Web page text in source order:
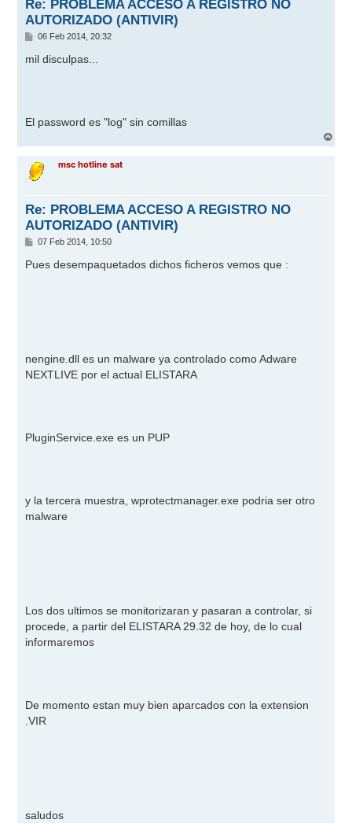
Re: PROBLEMA ACCESO A REGISTRO NO
AUTORIZADO (ANTIVIR)
M
n
s
06 Feb 2014, 20:32
mil disculpas...
El password es "log" sin comillas
r
msc hotline sat
Re: PROBLEMA ACCESO A REGISTRO NO
AUTORIZADO (ANTIVIR)
M
n
07 Feb 2014, 10:50
Pues desempaquetados dichos ficheros vemos que :
nengine.dll es un malware ya controlado como Adware
NEXTLIVE por el actual ELISTARA
PluginService.exe es un PUP
y la tercera muestra, wprotectmanager.exe podria ser otro
malware
Los dos ultimos se monitorizaran y pasaran a controlar, si
procede, a partir del ELISTARA 29.32 de hoy, de lo cual
informaremos
De momento estan muy bien aparcados con la extension
.VIR
saludos